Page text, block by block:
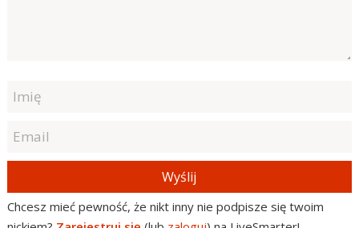
Wyślij
Chcesz mieć pewność, że nikt inny nie podpisze się twoim